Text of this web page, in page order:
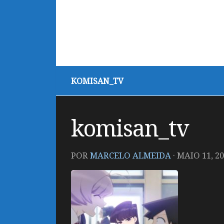
KOMISAN_TV
komisan_tv
PORMARCELO ALMEIDA · MAIO 11,